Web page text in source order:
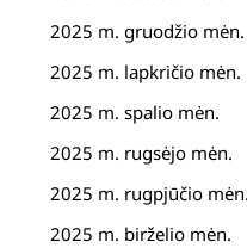
2025 m. gruodžio mėn.
2025 m. lapkričio mėn.
2025 m. spalio mėn.
2025 m. rugsėjo mėn.
2025 m. rugpjūčio mėn.
2025 m. birželio mėn.